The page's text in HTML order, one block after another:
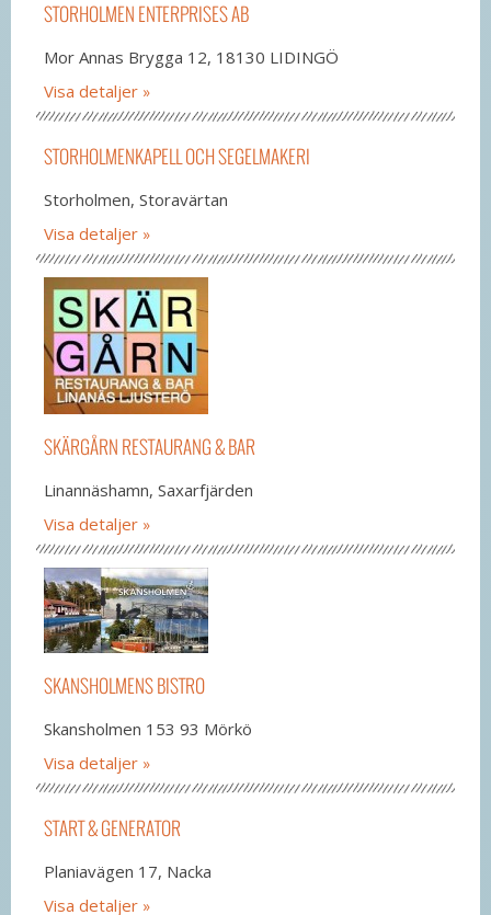
STORHOLMEN ENTERPRISES AB
Mor Annas Brygga 12, 18130 LIDINGÖ
Visa detaljer
STORHOLMENKAPELL OCH SEGELMAKERI
Storholmen, Storavärtan
Visa detaljer
SKÄRGÅRN RESTAURANG & BAR
Linannäshamn, Saxarfjärden
Visa detaljer
SKANSHOLMENS BISTRO
Skansholmen 153 93 Mörkö
Visa detaljer
START & GENERATOR
Planiavägen 17, Nacka
Visa detaljer